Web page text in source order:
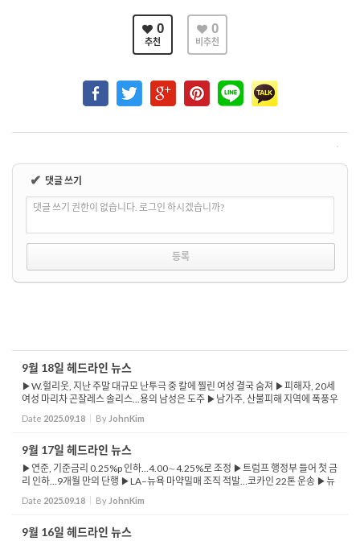
0
추천
0
비추천
✔ 댓글 쓰기
댓글 쓰기 권한이 없습니다. 로그인 하시겠습니까?
9월 18일 헤드라인 뉴스
▶W.헐리웃, 지난 주말 대규모 난투극 중 칼에 찔린 여성 결국 숨져 ▶피해자, 20세
여성 마리차 곤잘레스 솔리스...용의 남성은 도주 ▶남가주, 산불피해 지역에 폭풍우
몰아치며 홍수 우려 ▶소방국, 팰리세이즈와 알타데나 면밀히 감시 중 ▶유명 쇼 호
스트 지...
Date 2025.09.18 By JohnKim
9월 17일 헤드라인 뉴스
▶연준, 기준금리 0.25%p 인하…4.00∼4.25%로 조정 ▶트럼프 행정부 들어 첫 금
리 인하…9개월 만의 단행 ▶LA–뉴욕 마약밀매 조직 적발…코카인 22톤 운송 ▶뉴
욕서 LA로 1억 달러 상당 코카인·현금 오간 정황 ▶LA 산불 피해...
Date 2025.09.18 By JohnKim
9월 16일 헤드라인 뉴스